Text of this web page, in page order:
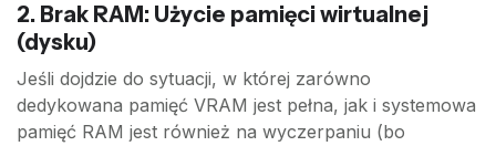
2. Brak RAM: Użycie pamięci wirtualnej
(dysku)
Jeśli dojdzie do sytuacji, w której zarówno
dedykowana pamięć VRAM jest pełna, jak i systemowa
pamięć RAM jest również na wyczerpaniu (bo